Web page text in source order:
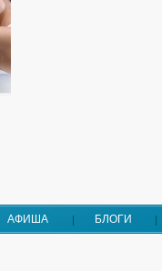
АФИША БЛОГИ